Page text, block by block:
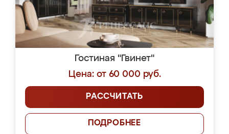
Гостиная "Гвинет"
Цена: от 60 000 руб.
РАССЧИТАТЬ
ПОДРОБНЕЕ